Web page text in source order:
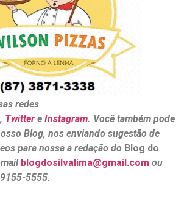
redes
, Twitter e Instagram. Você também pode
Blog, nos enviando sugestão de
para nossa a redação do Blog do
blogdosilvalima@gmail.com ou
5555.